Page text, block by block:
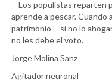
—Los populistas reparten
aprende a pescar. Cuando
patrimonio —si no lo
no les debe el voto.
Jorge Molina Sanz
Agitador neuronal